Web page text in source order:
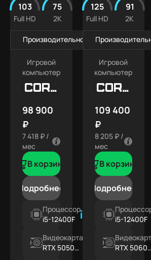
103
Full HD
75
2K
Производительность в играх
Игровой
компьютер
Core
98 900
₽
7 418 ₽ /
мес
В корзину
Подробнее
Процессор
i5-12400F
Видеокарта
RTX 5050
125
Full HD
91
2K
Игровой
компьютер
Core
109 400
₽
8 205 ₽ /
мес
В корзину
Подробнее
i5-12400F
RTX 5060